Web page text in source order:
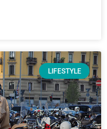
LIFESTYLE